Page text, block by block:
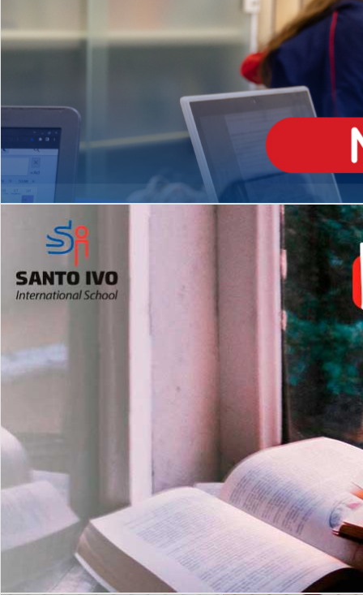
Matrículas Abertas 2026
MÉDIO
igh School
Dupla Diplomação
2º AO 5º ANO FUNDAMENTAL
es
Com imersão Bilingue - Anos
Finais
6º AO 9º ANO FUNDAMENTAL
Inglês: Turmas Reduzidas
(Proficiência)